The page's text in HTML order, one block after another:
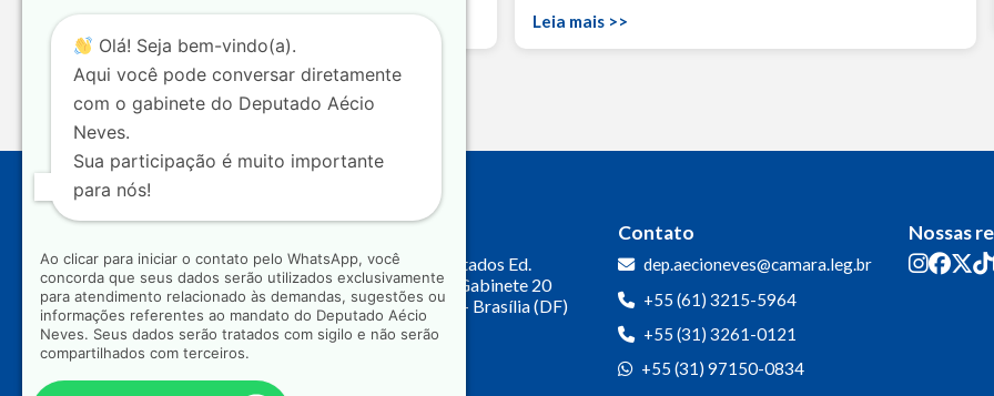
Leia mais >> Leia mais >>
Câmara dos Deputados Ed.
Principal, Ala C – Gabinete 20
CEP: 70.160-900 – Brasília (DF)
Contato
dep.aecioneves@camara.leg.br
+55 (61) 3215-5964
+55 (31) 3261-0121
+55 (31) 97150-0834
Nossas
Olá! Seja bem-vindo(a).
Aqui você pode conversar diretamente
com o gabinete do Deputado Aécio
Neves.
Sua participação é muito importante
para nós!
Ao clicar para iniciar o contato pelo WhatsApp, você
concorda que seus dados serão utilizados exclusivamente
para atendimento relacionado às demandas, sugestões ou
informações referentes ao mandato do Deputado Aécio
Neves. Seus dados serão tratados com sigilo e não serão
compartilhados com terceiros.